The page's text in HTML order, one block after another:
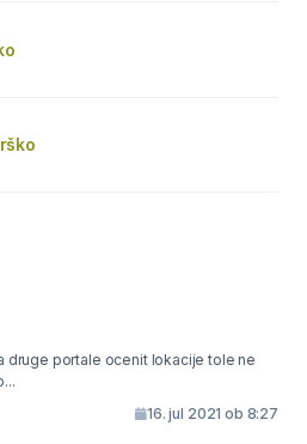
portale ocenit lokacije tole ne
16. jul 2021 ob 8:27